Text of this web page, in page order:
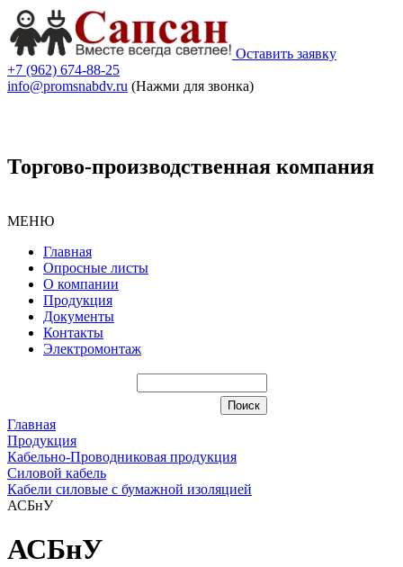
Оставить заявку
+7 (962) 674-88-25
info@promsnabdv.ru (Нажми для звонка)
Торгово-производственная компания
МЕНЮ
Главная
Опросные листы
О компании
Продукция
Документы
Контакты
Электромонтаж
Главная
Продукция
Кабельно-Проводниковая продукция
Силовой кабель
Кабели силовые с бумажной изоляцией
АСБнУ
АСБнУ